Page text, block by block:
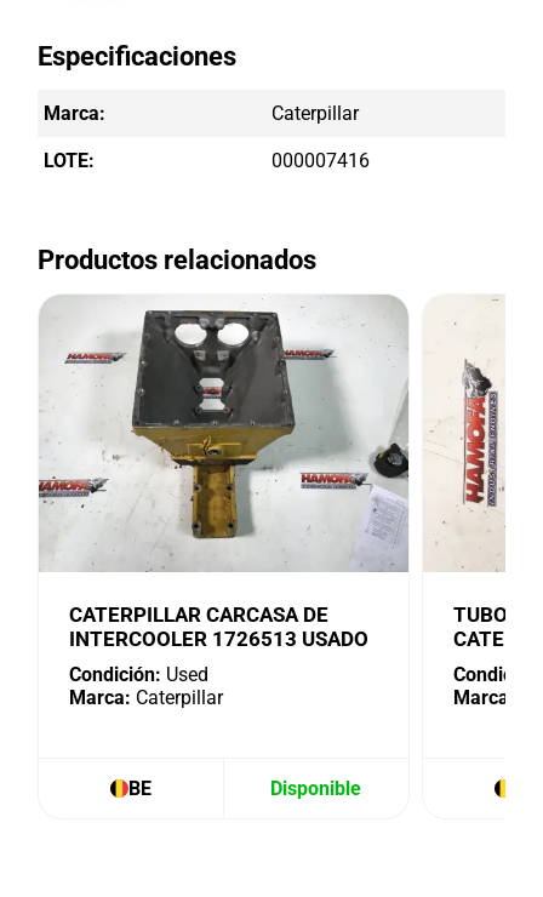
Especificaciones
Marca: Caterpillar
LOTE: 000007416
Productos relacionados
CATERPILLAR CARCASA DE
INTERCOOLER 1726513 USADO
Condición: Used
Marca: Caterpillar
BE Disponible
TUBO
Marca: